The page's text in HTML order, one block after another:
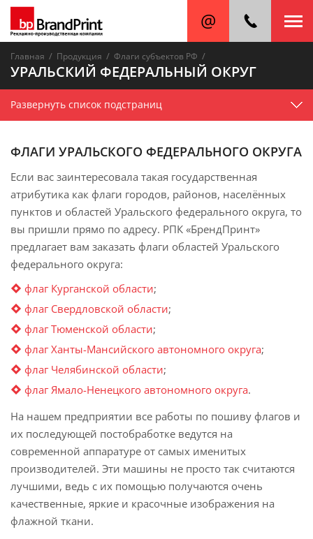
Главная / Продукция / Флаги субъектов РФ /
УРАЛЬСКИЙ ФЕДЕРАЛЬНЫЙ ОКРУГ
Развернуть список подстраниц
ФЛАГИ УРАЛЬСКОГО ФЕДЕРАЛЬНОГО ОКРУГА
Если вас заинтересовала такая государственная
атрибутика как флаги городов, районов, населённых
пунктов и областей Уральского федерального округа, то
вы пришли прямо по адресу. РПК «БрендПринт»
предлагает вам заказать флаги областей Уральского
федерального округа:
флаг Курганской области;
флаг Свердловской области;
флаг Тюменской области;
флаг Ханты-Мансийского автономного округа;
флаг Челябинской области;
флаг Ямало-Ненецкого автономного округа.
На нашем предприятии все работы по пошиву флагов и
их последующей постобработке ведутся на
современной аппаратуре от самых именитых
производителей. Эти машины не просто так считаются
лучшими, ведь с их помощью получаются очень
качественные, яркие и красочные изображения на
флажной ткани.